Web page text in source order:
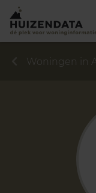
Woningen in